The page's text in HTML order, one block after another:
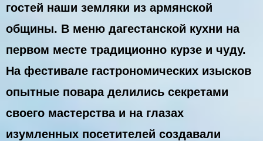
гостей наши земляки из армянской
общины. В меню дагестанской кухни на
первом месте традиционно курзе и чуду.
На фестивале гастрономических изысков
опытные повара делились секретами
своего мастерства и на глазах
изумленных посетителей создавали